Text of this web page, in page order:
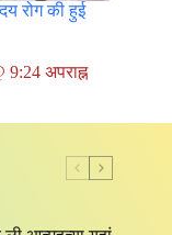
रोग की हुई
अपराह्न